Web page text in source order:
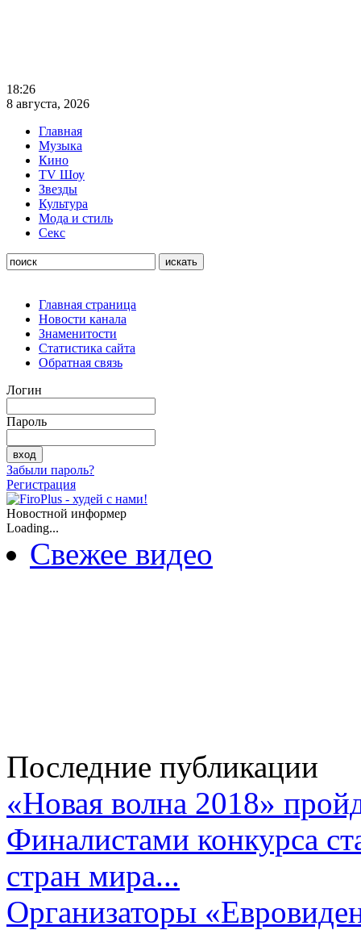
18:26
8 августа, 2026
Главная
Музыка
Кино
TV Шоу
Звезды
Культура
Мода и стиль
Секс
Главная страница
Новости канала
Знаменитости
Статистика сайта
Обратная связь
Логин
Пароль
Забыли пароль?
Регистрация
Новостной информер
Loading...
Свежее видео
Последние публикации
«Новая волна 2018»
Финалистами конкурса
стран мира...
Организаторы